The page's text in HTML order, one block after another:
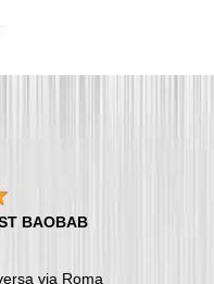
BAOBAB
via Roma